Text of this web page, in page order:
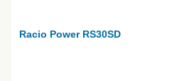
Racio Power RS30SD